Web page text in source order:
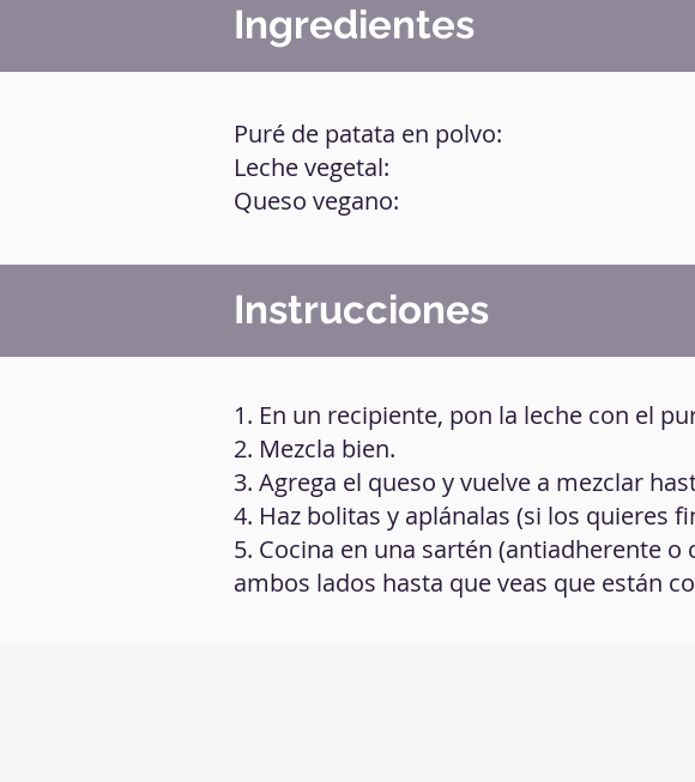
Ingredientes
Puré de patata en polvo:
Leche vegetal:
Queso vegano:
Instrucciones
1. En un recipiente, pon la leche con el
2. Mezcla bien.
3. Agrega el queso y vuelve a mezclar
4. Haz bolitas y aplánalas (si los quieres
5. Cocina en una sartén (antiadherente
ambos lados hasta que veas que están